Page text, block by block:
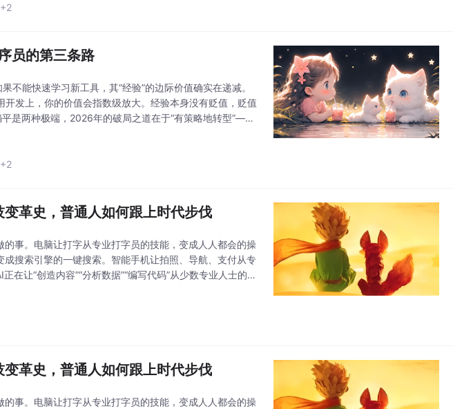
+2
员的第三条路
不能快速学习新工具，其“经验”的边际价值确实在递减。
发上，你的价值会指数级放大。经验本身没有贬值，贬值
是两种极端，2026年的破局之道在于“有策略地转型”——
+2
革史，普通人如何跟上时代步伐
事。电脑让打字从专业打字员的技能，变成人人都会的操
搜索引擎的一键搜索。智能手机让拍照、导航、支付从专
在让“创造内容”“分析数据”“编写代码”从少数专业人士的专
革史，普通人如何跟上时代步伐
事。电脑让打字从专业打字员的技能，变成人人都会的操